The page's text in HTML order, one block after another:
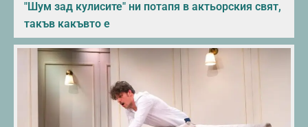
"Шум зад кулисите" ни потапя в актьорския свят,
такъв какъвто е